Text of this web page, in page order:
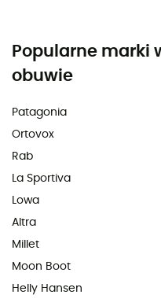
Popularne marki
obuwie
Patagonia
Ortovox
Rab
La Sportiva
Lowa
Altra
Millet
Moon Boot
Helly Hansen